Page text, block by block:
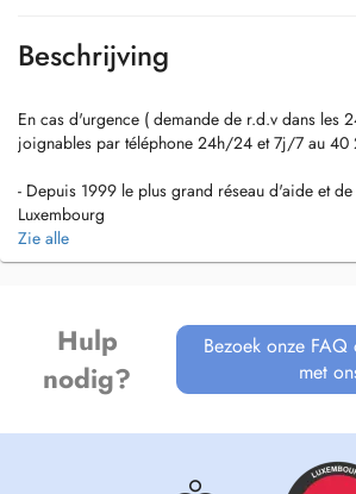
Beschrijving
En cas d'urgence ( demande de r.d.v dans les
joignables par téléphone 24h/24 et 7j/7 au 40
- Depuis 1999 le plus grand réseau d'aide et
Luxembourg
- Nous sommes joignable par téléphone 24h/
- Un service garanti 7 jours sur 7
- Seit 1999 das größte Netzwerk für Hilfs- und
Luxemburg
- Wir sind 24h/24h für Sie erreichbar unter: 40
- Ein ganzheitlich umfassendes
- The largest network for assistance and care
Zie alle
Hulp
nodig?
Bezoek onze
met